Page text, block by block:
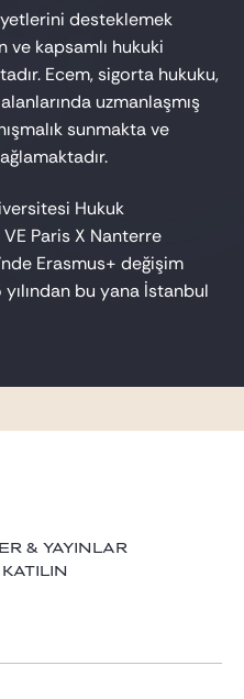
desteklemek
ve kapsamlı hukuki
Ecem, sigorta hukuku,
uzmanlaşmış
sunmakta ve
Hukuk
Paris X Nanterre
Erasmus+ değişim
yılından bu yana İstanbul
& YAYINLAR